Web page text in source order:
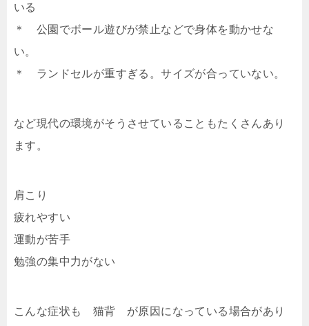
いる
＊ 公園でボール遊びが禁止などで身体を動かせな
い。
＊ ランドセルが重すぎる。サイズが合っていない。
など現代の環境がそうさせていることもたくさんあり
ます。
肩こり
疲れやすい
運動が苦手
勉強の集中力がない
こんな症状も 猫背 が原因になっている場合があり